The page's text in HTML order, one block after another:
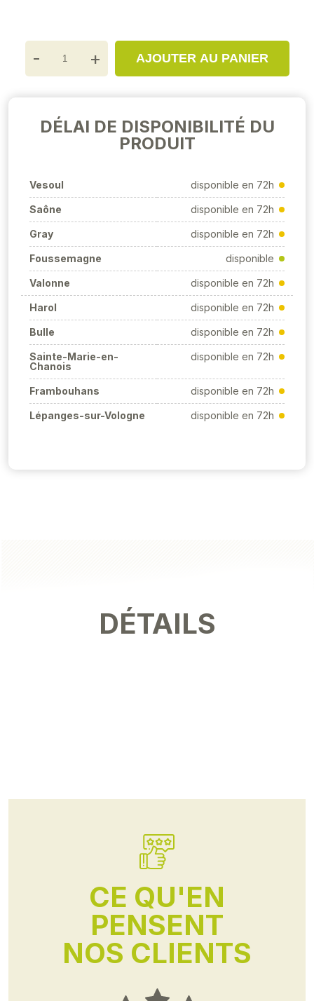
- + AJOUTER AU PANIER
DÉLAI DE DISPONIBILITÉ DU
PRODUIT
Vesoul disponible en 72h
Saône disponible en 72h
Gray disponible en 72h
Foussemagne disponible
Valonne disponible en 72h
Harol disponible en 72h
Bulle disponible en 72h
Sainte-Marie-en-
Chanois
disponible en 72h
Frambouhans disponible en 72h
Lépanges-sur-Vologne disponible en 72h
DÉTAILS
CE QU'EN
PENSENT
NOS CLIENTS